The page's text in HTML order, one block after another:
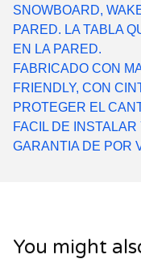
SNOWBOARD,
PARED. LA TABLA
EN LA PARED.
FABRICADO CON
FRIENDLY, CON
PROTEGER EL
FACIL DE
GARANTIA DE POR
You might